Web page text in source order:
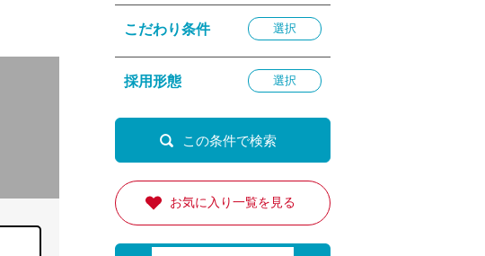
土日祝休
初めての転職応援
こだわり条件 選択
採用形態 選択
お気に入り一覧を見る